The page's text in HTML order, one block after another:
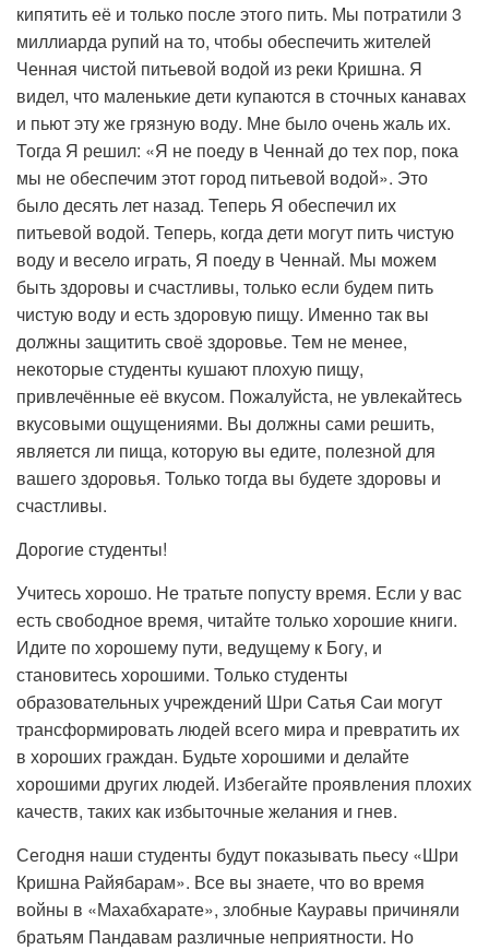
кипятить её и только после этого пить. Мы потратили 3
миллиарда рупий на то, чтобы обеспечить жителей
Ченная чистой питьевой водой из реки Кришна. Я
видел, что маленькие дети купаются в сточных канавах
и пьют эту же грязную воду. Мне было очень жаль их.
Тогда Я решил: «Я не поеду в Ченнай до тех пор, пока
мы не обеспечим этот город питьевой водой». Это
было десять лет назад. Теперь Я обеспечил их
питьевой водой. Теперь, когда дети могут пить чистую
воду и весело играть, Я поеду в Ченнай. Мы можем
быть здоровы и счастливы, только если будем пить
чистую воду и есть здоровую пищу. Именно так вы
должны защитить своё здоровье. Тем не менее,
некоторые студенты кушают плохую пищу,
привлечённые её вкусом. Пожалуйста, не увлекайтесь
вкусовыми ощущениями. Вы должны сами решить,
является ли пища, которую вы едите, полезной для
вашего здоровья. Только тогда вы будете здоровы и
счастливы.
Дорогие студенты!
Учитесь хорошо. Не тратьте попусту время. Если у вас
есть свободное время, читайте только хорошие книги.
Идите по хорошему пути, ведущему к Богу, и
становитесь хорошими. Только студенты
образовательных учреждений Шри Сатья Саи могут
трансформировать людей всего мира и превратить их
в хороших граждан. Будьте хорошими и делайте
хорошими других людей. Избегайте проявления плохих
качеств, таких как избыточные желания и гнев.
Сегодня наши студенты будут показывать пьесу «Шри
Кришна Райябарам». Все вы знаете, что во время
войны в «Махабхарате», злобные Кауравы причиняли
братьям Пандавам различные неприятности. Но